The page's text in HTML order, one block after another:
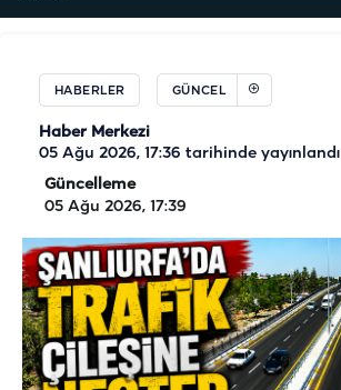
HABERLER GÜNCEL
Haber Merkezi
05 Ağu 2026, 17:36 tarihinde yayınlandı
Güncelleme
05 Ağu 2026, 17:39